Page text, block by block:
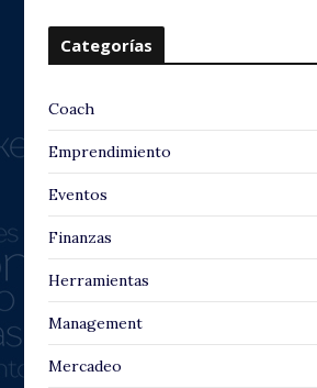
Categorías
Coach
Emprendimiento
Eventos
Finanzas
Herramientas
Management
Mercadeo